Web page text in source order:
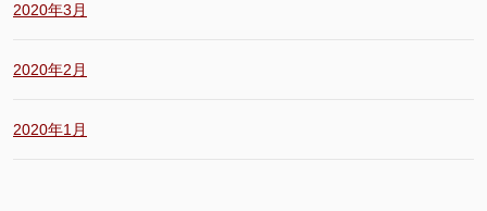
2020年3月
2020年2月
2020年1月